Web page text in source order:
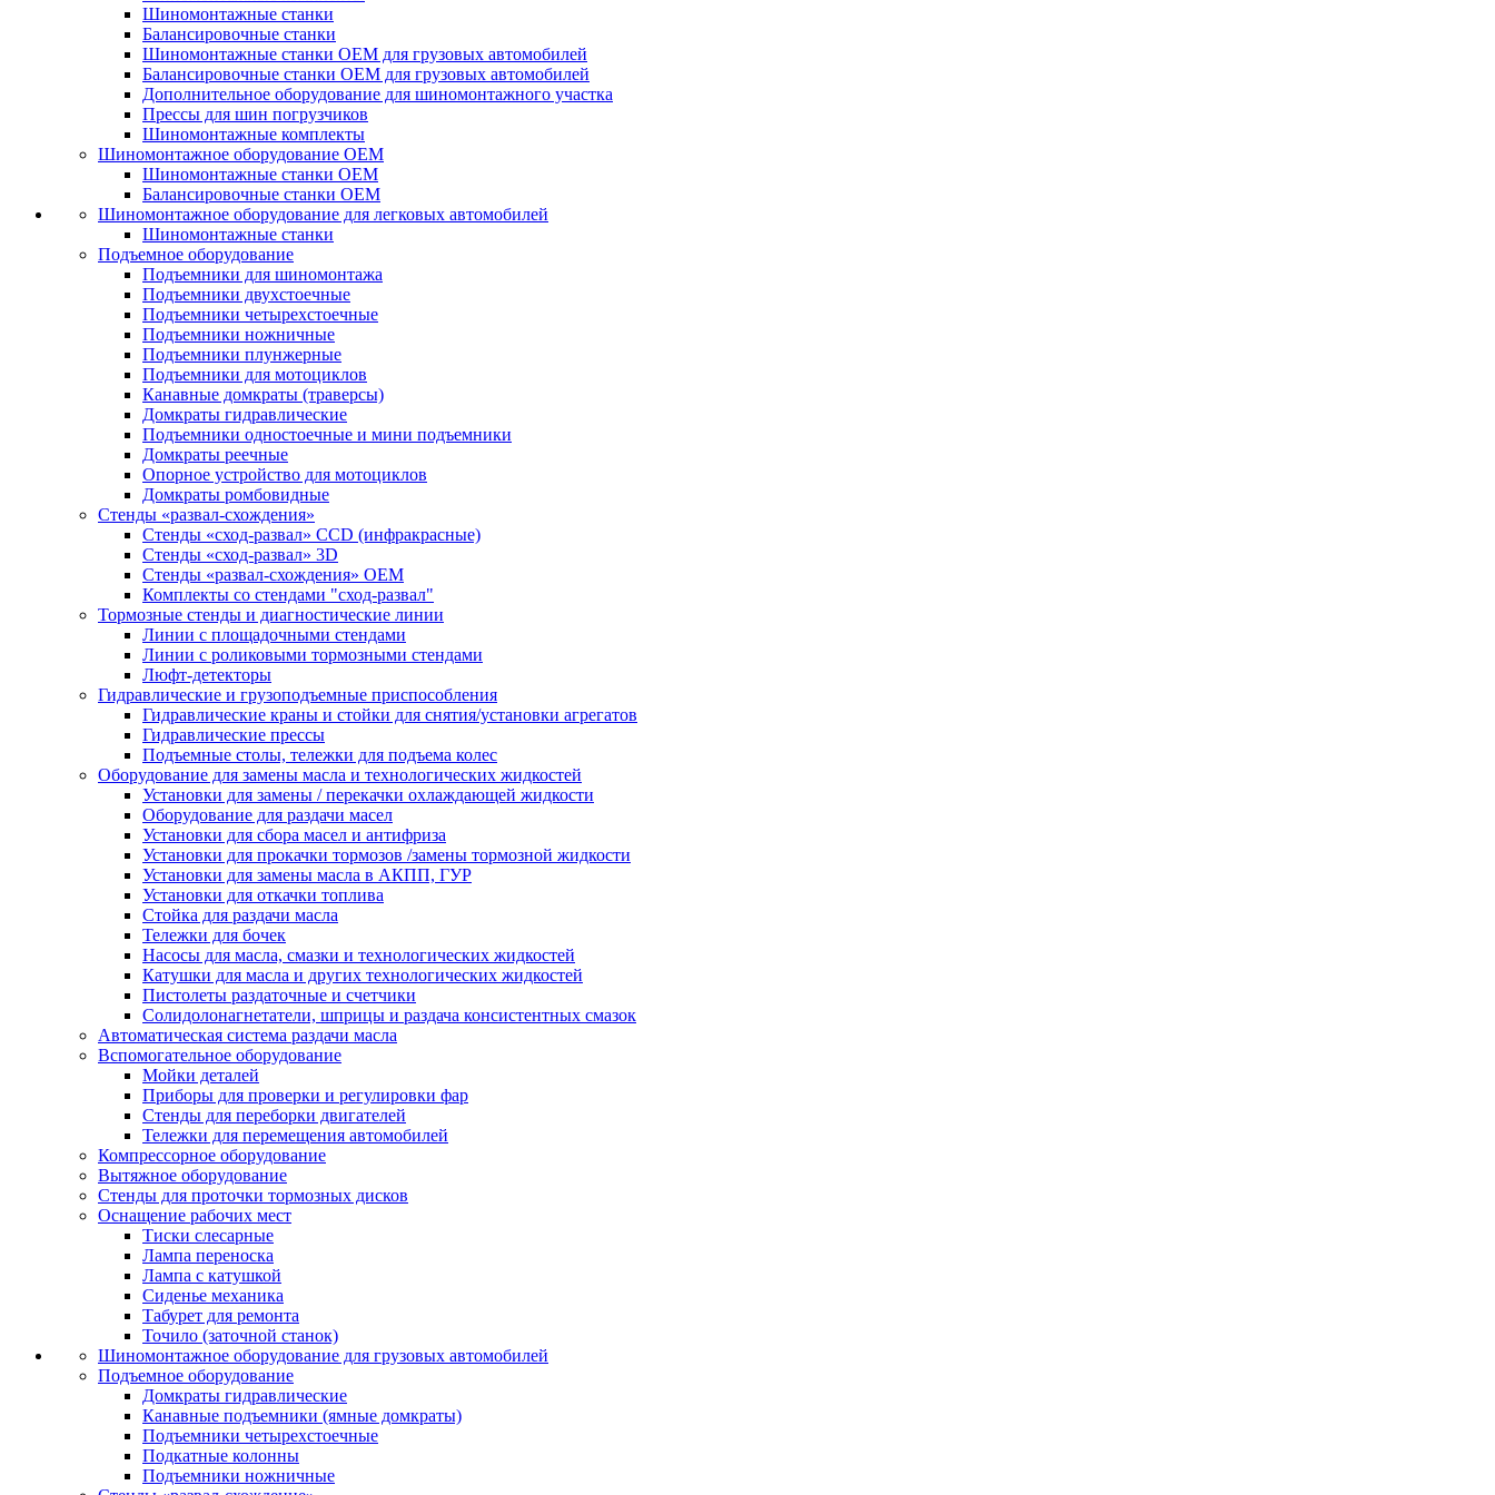
Шиномонтажные станки
Балансировочные станки
Шиномонтажные станки ОЕМ для грузовых автомобилей
Балансировочные станки ОЕМ для грузовых автомобилей
Дополнительное оборудование для шиномонтажного участка
Прессы для шин погрузчиков
Шиномонтажные комплекты
Шиномонтажное оборудование ОЕМ
Шиномонтажные станки ОЕМ
Балансировочные станки ОЕМ
Шиномонтажное оборудование для легковых автомобилей
Шиномонтажные станки
Подъемное оборудование
Подъемники для шиномонтажа
Подъемники двухстоечные
Подъемники четырехстоечные
Подъемники ножничные
Подъемники плунжерные
Подъемники для мотоциклов
Канавные домкраты (траверсы)
Домкраты гидравлические
Подъемники одностоечные и мини подъемники
Домкраты реечные
Опорное устройство для мотоциклов
Домкраты ромбовидные
Стенды «развал-схождения»
Стенды «сход-развал» CCD (инфракрасные)
Стенды «сход-развал» 3D
Стенды «развал-схождения» ОЕМ
Комплекты со стендами "сход-развал"
Тормозные стенды и диагностические линии
Линии с площадочными стендами
Линии с роликовыми тормозными стендами
Люфт-детекторы
Гидравлические и грузоподъемные приспособления
Гидравлические краны и стойки для снятия/установки агрегатов
Гидравлические прессы
Подъемные столы, тележки для подъема колес
Оборудование для замены масла и технологических жидкостей
Установки для замены / перекачки охлаждающей жидкости
Оборудование для раздачи масел
Установки для сбора масел и антифриза
Установки для прокачки тормозов /замены тормозной жидкости
Установки для замены масла в АКПП, ГУР
Установки для откачки топлива
Стойка для раздачи масла
Тележки для бочек
Насосы для масла, смазки и технологических жидкостей
Катушки для масла и других технологических жидкостей
Пистолеты раздаточные и счетчики
Солидолонагнетатели, шприцы и раздача консистентных смазок
Автоматическая система раздачи масла
Вспомогательное оборудование
Мойки деталей
Приборы для проверки и регулировки фар
Стенды для переборки двигателей
Тележки для перемещения автомобилей
Компрессорное оборудование
Вытяжное оборудование
Стенды для проточки тормозных дисков
Оснащение рабочих мест
Тиски слесарные
Лампа переноска
Лампа с катушкой
Сиденье механика
Табурет для ремонта
Точило (заточной станок)
Шиномонтажное оборудование для грузовых автомобилей
Подъемное оборудование
Домкраты гидравлические
Канавные подъемники (ямные домкраты)
Подъемники четырехстоечные
Подкатные колонны
Подъемники ножничные